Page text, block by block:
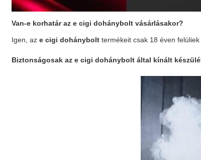
Van-e korhatár aze cigi dohánybolt vásárlásakor?
Igen, aze cigi dohánybolt termékeit csak 18 éven
Biztonságosak aze cigi dohánybolt által kínált